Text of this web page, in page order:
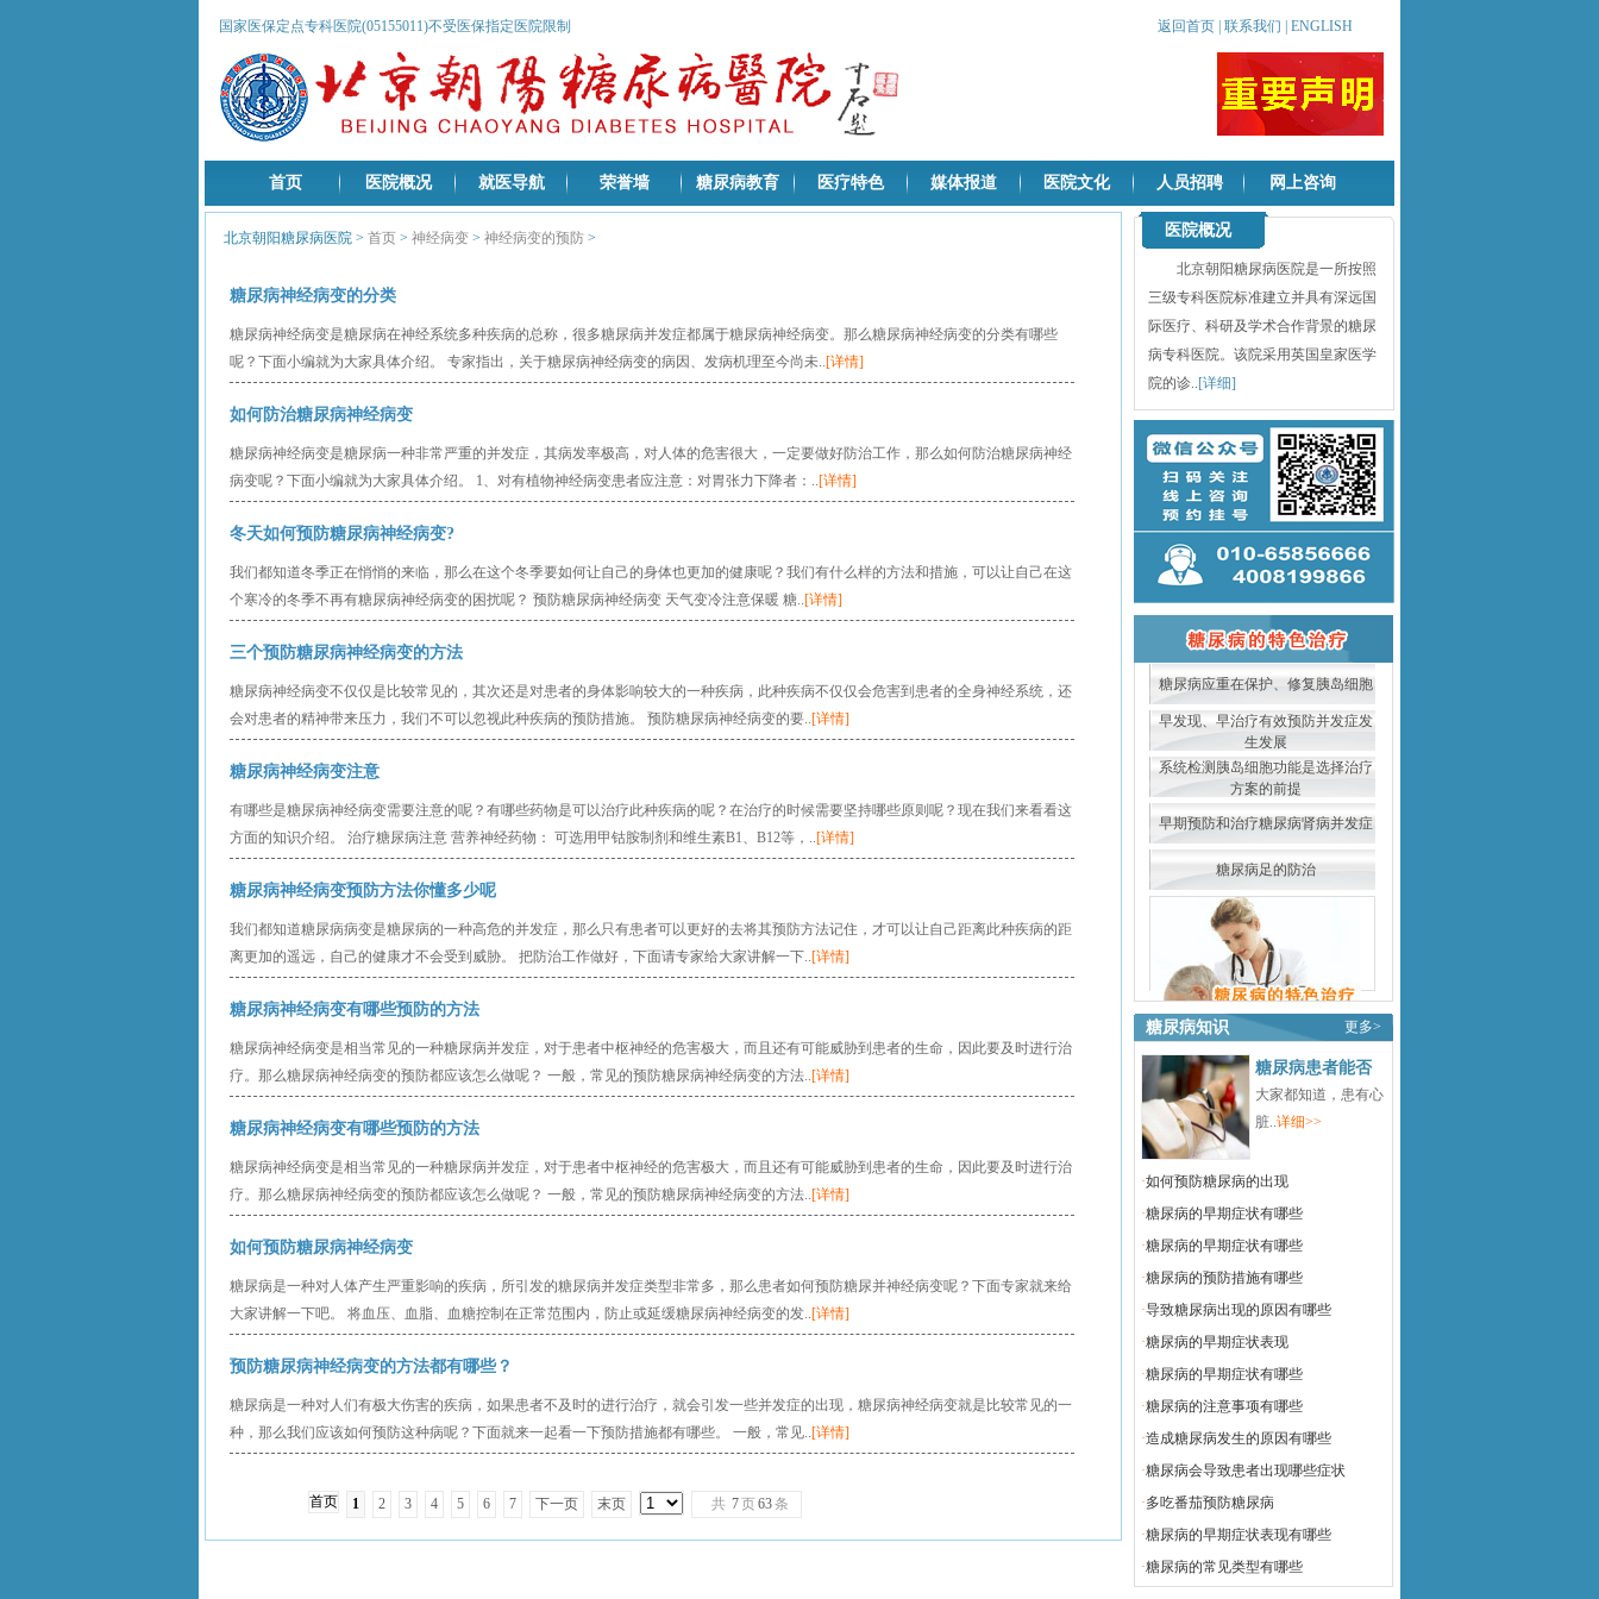
国家医保定点专科医院(05155011)不受医保指定医院限制 返回首页 联系我们 ENGLISH
首页 医院概况 就医导航 荣誉墙 糖尿病教育 医疗特色 媒体报道 医院文化 人员招聘 网上咨询
北京朝阳糖尿病医院 > 首页 > 神经病变 > 神经病变的预防 >
糖尿病神经病变的分类
糖尿病神经病变是糖尿病在神经系统多种疾病的总称，很多糖尿病并发症都属于糖尿病神经病变。那么糖尿病神经病变的分类有哪些
呢？下面小编就为大家具体介绍。 专家指出，关于糖尿病神经病变的病因、发病机理至今尚未..[详情]
如何防治糖尿病神经病变
糖尿病神经病变是糖尿病一种非常严重的并发症，其病发率极高，对人体的危害很大，一定要做好防治工作，那么如何防治糖尿病神经
病变呢？下面小编就为大家具体介绍。 1、对有植物神经病变患者应注意：对胃张力下降者：..[详情]
冬天如何预防糖尿病神经病变?
我们都知道冬季正在悄悄的来临，那么在这个冬季要如何让自己的身体也更加的健康呢？我们有什么样的方法和措施，可以让自己在这
个寒冷的冬季不再有糖尿病神经病变的困扰呢？ 预防糖尿病神经病变 天气变冷注意保暖 糖..[详情]
三个预防糖尿病神经病变的方法
糖尿病神经病变不仅仅是比较常见的，其次还是对患者的身体影响较大的一种疾病，此种疾病不仅仅会危害到患者的全身神经系统，还
会对患者的精神带来压力，我们不可以忽视此种疾病的预防措施。 预防糖尿病神经病变的要..[详情]
糖尿病神经病变注意
有哪些是糖尿病神经病变需要注意的呢？有哪些药物是可以治疗此种疾病的呢？在治疗的时候需要坚持哪些原则呢？现在我们来看看这
方面的知识介绍。 治疗糖尿病注意 营养神经药物： 可选用甲钴胺制剂和维生素B1、B12等，..[详情]
糖尿病神经病变预防方法你懂多少呢
我们都知道糖尿病病变是糖尿病的一种高危的并发症，那么只有患者可以更好的去将其预防方法记住，才可以让自己距离此种疾病的距
离更加的遥远，自己的健康才不会受到威胁。 把防治工作做好，下面请专家给大家讲解一下..[详情]
糖尿病神经病变有哪些预防的方法
糖尿病神经病变是相当常见的一种糖尿病并发症，对于患者中枢神经的危害极大，而且还有可能威胁到患者的生命，因此要及时进行治
疗。那么糖尿病神经病变的预防都应该怎么做呢？ 一般，常见的预防糖尿病神经病变的方法..[详情]
糖尿病神经病变有哪些预防的方法
糖尿病神经病变是相当常见的一种糖尿病并发症，对于患者中枢神经的危害极大，而且还有可能威胁到患者的生命，因此要及时进行治
疗。那么糖尿病神经病变的预防都应该怎么做呢？ 一般，常见的预防糖尿病神经病变的方法..[详情]
如何预防糖尿病神经病变
糖尿病是一种对人体产生严重影响的疾病，所引发的糖尿病并发症类型非常多，那么患者如何预防糖尿并神经病变呢？下面专家就来给
大家讲解一下吧。 将血压、血脂、血糖控制在正常范围内，防止或延缓糖尿病神经病变的发..[详情]
预防糖尿病神经病变的方法都有哪些？
糖尿病是一种对人们有极大伤害的疾病，如果患者不及时的进行治疗，就会引发一些并发症的出现，糖尿病神经病变就是比较常见的一
种，那么我们应该如何预防这种病呢？下面就来一起看一下预防措施都有哪些。 一般，常见..[详情]
首页 1 2 3 4 5 6 7 下一页 末页 共 7页63条
医院概况
北京朝阳糖尿病医院是一所按照
三级专科医院标准建立并具有深远国
际医疗、科研及学术合作背景的糖尿
病专科医院。该院采用英国皇家医学
院的诊..[详细]
糖尿病应重在保护、修复胰岛细胞
早发现、早治疗有效预防并发症发
生发展
系统检测胰岛细胞功能是选择治疗
方案的前提
早期预防和治疗糖尿病肾病并发症
糖尿病足的防治
糖尿病知识 更多>
糖尿病患者能否
大家都知道，患有心
脏..详细>>
·如何预防糖尿病的出现
·糖尿病的早期症状有哪些
·糖尿病的早期症状有哪些
·糖尿病的预防措施有哪些
·导致糖尿病出现的原因有哪些
·糖尿病的早期症状表现
·糖尿病的早期症状有哪些
·糖尿病的注意事项有哪些
·造成糖尿病发生的原因有哪些
·糖尿病会导致患者出现哪些症状
·多吃番茄预防糖尿病
·糖尿病的早期症状表现有哪些
·糖尿病的常见类型有哪些